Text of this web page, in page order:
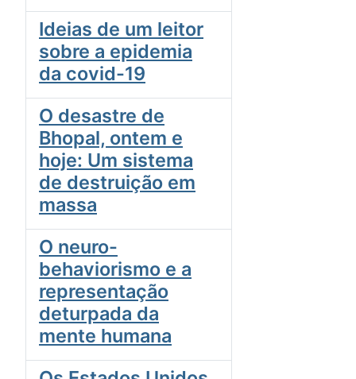
Ideias de um leitor
sobre a epidemia
da covid-19
O desastre de
Bhopal, ontem e
hoje: Um sistema
de destruição em
massa
O neuro-
behaviorismo e a
representação
deturpada da
mente humana